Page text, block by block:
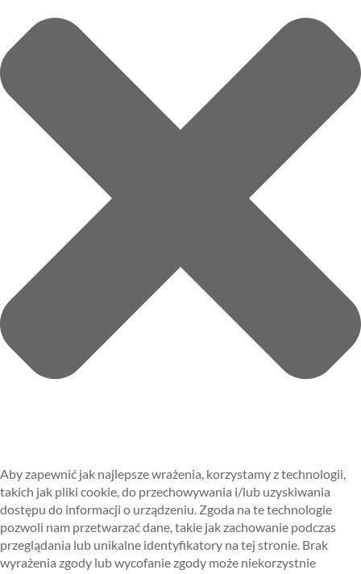
Aby zapewnić jak najlepsze wrażenia, korzystamy z technologii,
takich jak pliki cookie, do przechowywania i/lub uzyskiwania
dostępu do informacji o urządzeniu. Zgoda na te technologie
pozwoli nam przetwarzać dane, takie jak zachowanie podczas
przeglądania lub unikalne identyfikatory na tej stronie. Brak
wyrażenia zgody lub wycofanie zgody może niekorzystnie